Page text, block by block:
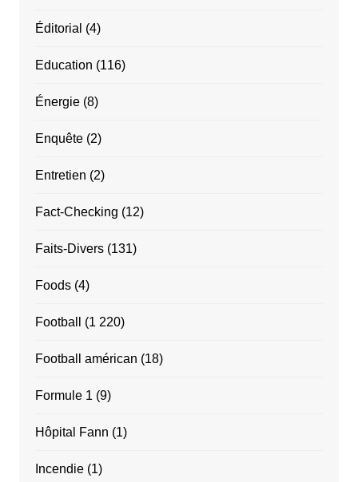
Éditorial (4)
Education (116)
Énergie(8)
Enquête(2)
Entretien (2)
Fact-Checking (12)
Faits-Divers(131)
Foods(4)
Football (1 220)
Football américan (18)
Formule 1 (9)
Hôpital Fann (1)
Incendie(1)